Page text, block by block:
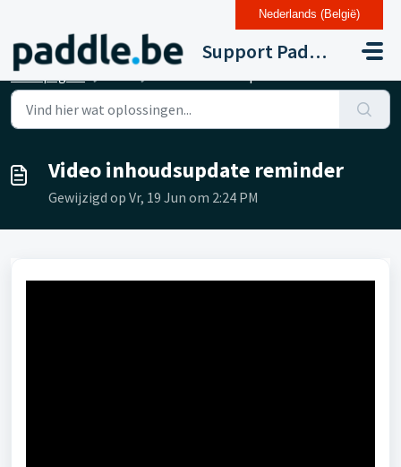
Doorgaan naar hoofdinhoud
Support Paddle Drupal 11
Startpagina
Video inhoudsupdate reminder
Gewijzigd op Vr, 19 Jun om 2:24 PM
Nederlands (België)